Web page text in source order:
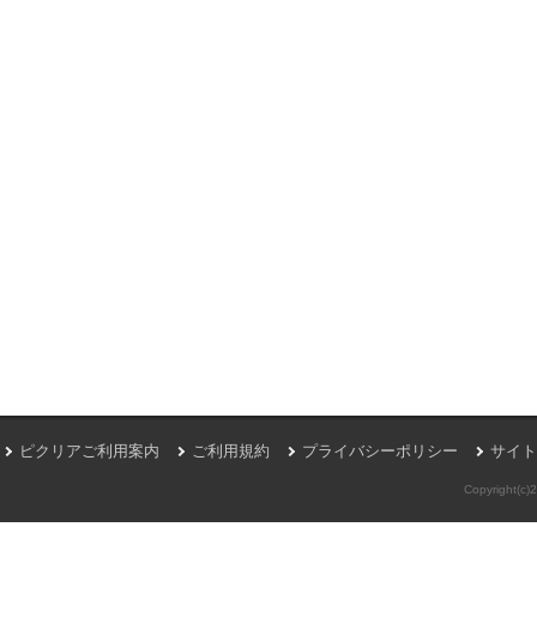
ピクリアご利用案内 ご利用規約 プライバシーポリシー サイ